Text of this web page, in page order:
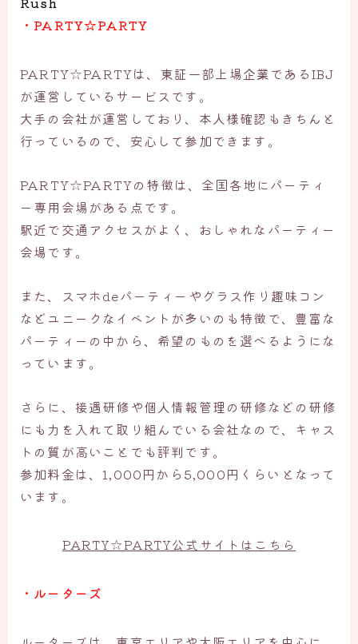
・PARTY☆PARTY
PARTY☆PARTYは、東証一部上場企業であるIBJ
が運営しているサービスです。
大手の会社が運営しており、本人様確認もきちんと
行っているので、安心して参加できます。
PARTY☆PARTYの特徴は、全国各地にパーティ
ー専用会場がある点です。
駅近で交通アクセスがよく、おしゃれなパーティー
会場です。
また、スマホdeパーティーやグラス作り趣味コン
などユニークなイベントが多いのも特徴で、豊富な
パーティーの中から、希望のものを選べるようにな
っています。
さらに、接遇研修や個人情報管理の研修などの研修
にも力を入れて取り組んでいる会社なので、キャス
トの質が高いことでも評判です。
参加料金は、1,000円から5,000円くらいとなって
います。
PARTY☆PARTY公式サイトはこちら
・ルーターズ